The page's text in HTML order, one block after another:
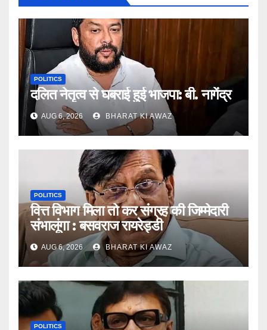
POLITICS
दलित नेतृत्व से घबराई हुई भाजपा: बी. नागेंद्र
AUG 6, 2026 BHARAT KI AWAZ
POLITICS
वित्त विभाग मिला तो कर संग्रह की जिम्मेदारी
संभालूंगा : बसवराज रायरेड्डी
AUG 6, 2026 BHARAT KI AWAZ
POLITICS